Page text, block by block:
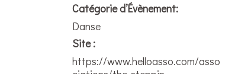
Catégorie d’Évènement:
Danse
Site :
https://www.helloasso.com/asso